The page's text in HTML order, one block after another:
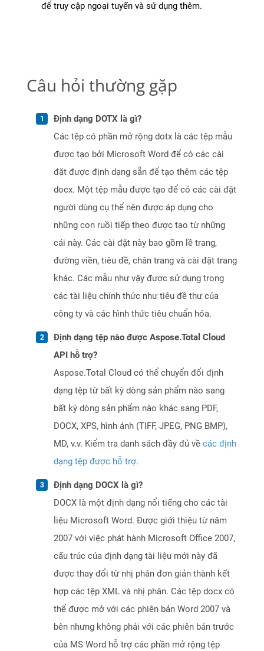
để truy cập ngoại tuyến và sử dụng thêm.
Câu hỏi thường gặp
Định dạng DOTX là gì?
Các tệp có phần mở rộng dotx là các tệp mẫu
được tạo bởi Microsoft Word để có các cài
đặt được định dạng sẵn để tạo thêm các tệp
docx. Một tệp mẫu được tạo để có các cài đặt
người dùng cụ thể nên được áp dụng cho
những con ruồi tiếp theo được tạo từ những
cái này. Các cài đặt này bao gồm lề trang,
đường viền, tiêu đề, chân trang và cài đặt trang
khác. Các mẫu như vậy được sử dụng trong
các tài liệu chính thức như tiêu đề thư của
công ty và các hình thức tiêu chuẩn hóa.
Định dạng tệp nào được Aspose.Total Cloud
API hỗ trợ?
Aspose.Total Cloud có thể chuyển đổi định
dạng tệp từ bất kỳ dòng sản phẩm nào sang
bất kỳ dòng sản phẩm nào khác sang PDF,
DOCX, XPS, hình ảnh (TIFF, JPEG, PNG BMP),
MD, v.v. Kiểm tra danh sách đầy đủ về các định
dạng tệp được hỗ trợ.
Định dạng DOCX là gì?
DOCX là một định dạng nổi tiếng cho các tài
liệu Microsoft Word. Được giới thiệu từ năm
2007 với việc phát hành Microsoft Office 2007,
cấu trúc của định dạng tài liệu mới này đã
được thay đổi từ nhị phân đơn giản thành kết
hợp các tệp XML và nhị phân. Các tệp docx có
thể được mở với các phiên bản Word 2007 và
bên nhưng không phải với các phiên bản trước
của MS Word hỗ trợ các phần mở rộng tệp